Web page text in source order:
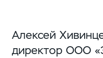
Алексей
директор ООО